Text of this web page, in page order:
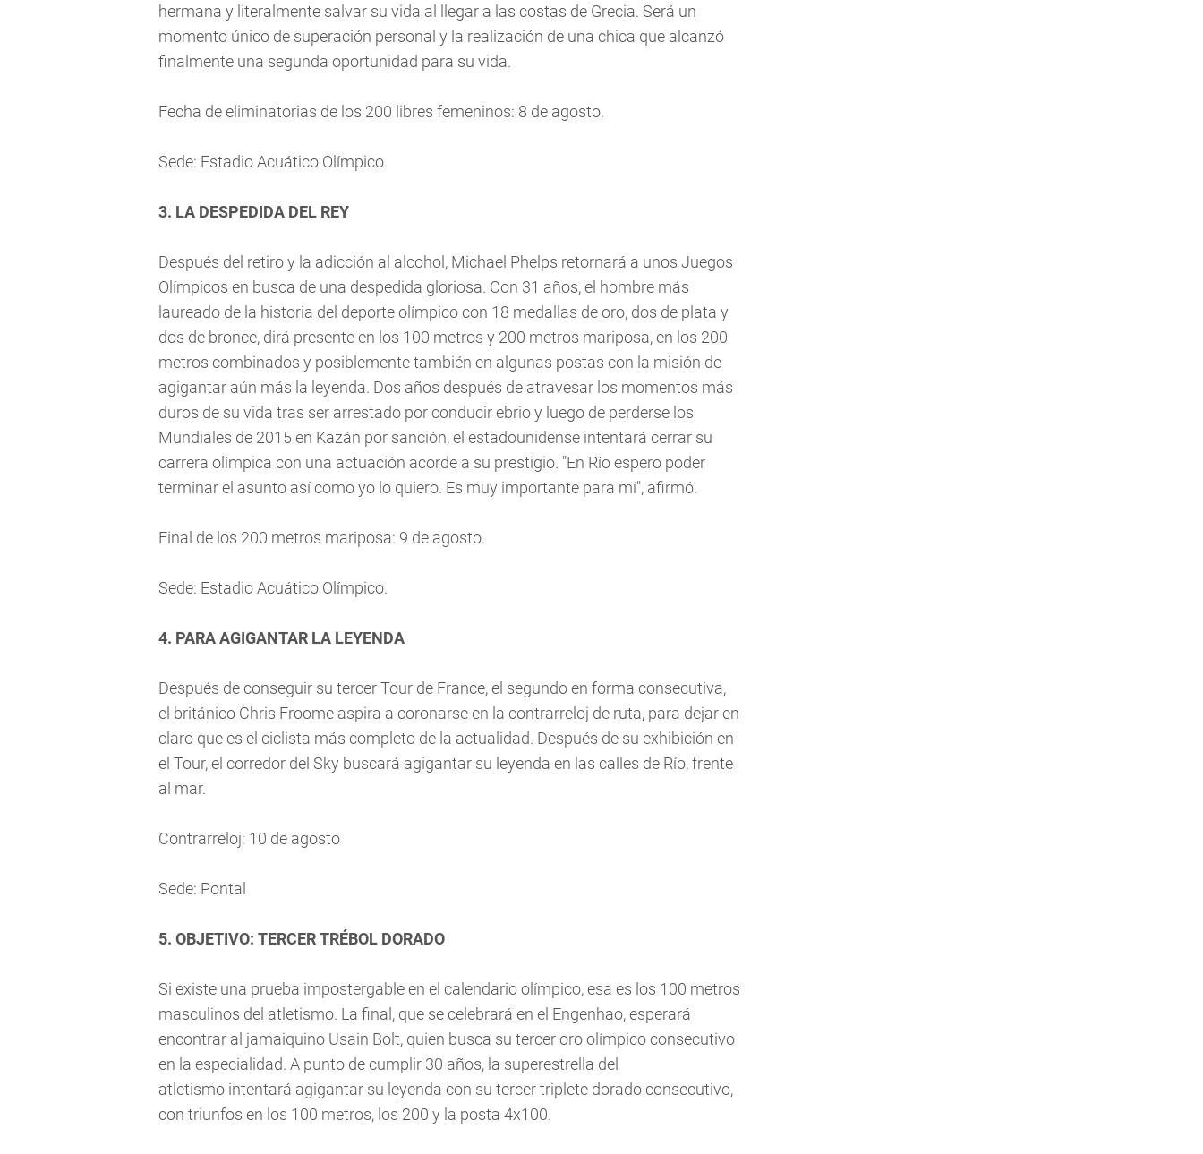
hermana y literalmente salvar su vida al llegar a las costas de Grecia. Será un
momento único de superación personal y la realización de una chica que alcanzó
finalmente una segunda oportunidad para su vida.
Fecha de eliminatorias de los 200 libres femeninos: 8 de agosto.
Sede: Estadio Acuático Olímpico.
3. LA DESPEDIDA DEL REY
Después del retiro y la adicción al alcohol, Michael Phelps retornará a unos Juegos
Olímpicos en busca de una despedida gloriosa. Con 31 años, el hombre más
laureado de la historia del deporte olímpico con 18 medallas de oro, dos de plata y
dos de bronce, dirá presente en los 100 metros y 200 metros mariposa, en los 200
metros combinados y posiblemente también en algunas postas con la misión de
agigantar aún más la leyenda. Dos años después de atravesar los momentos más
duros de su vida tras ser arrestado por conducir ebrio y luego de perderse los
Mundiales de 2015 en Kazán por sanción, el estadounidense intentará cerrar su
carrera olímpica con una actuación acorde a su prestigio. "En Río espero poder
terminar el asunto así como yo lo quiero. Es muy importante para mí", afirmó.
Final de los 200 metros mariposa: 9 de agosto.
Sede: Estadio Acuático Olímpico.
4. PARA AGIGANTAR LA LEYENDA
Después de conseguir su tercer Tour de France, el segundo en forma consecutiva,
el británico Chris Froome aspira a coronarse en la contrarreloj de ruta, para dejar en
claro que es el ciclista más completo de la actualidad. Después de su exhibición en
el Tour, el corredor del Sky buscará agigantar su leyenda en las calles de Río, frente
al mar.
Contrarreloj: 10 de agosto
Sede: Pontal
5. OBJETIVO: TERCER TRÉBOL DORADO
Si existe una prueba impostergable en el calendario olímpico, esa es los 100 metros
masculinos del atletismo. La final, que se celebrará en el Engenhao, esperará
encontrar al jamaiquino Usain Bolt, quien busca su tercer oro olímpico consecutivo
en la especialidad. A punto de cumplir 30 años, la superestrella del
atletismo intentará agigantar su leyenda con su tercer triplete dorado consecutivo,
con triunfos en los 100 metros, los 200 y la posta 4x100.